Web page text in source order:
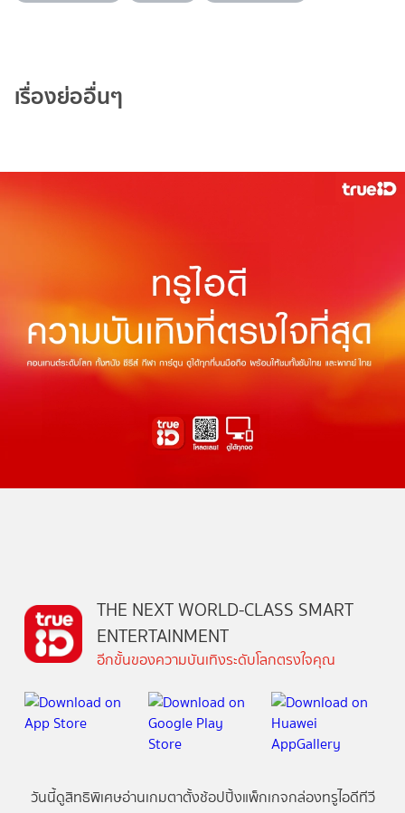
เรื่องย่ออื่นๆ
THE NEXT WORLD-CLASS SMART
ENTERTAINMENT
อีกขั้นของความบันเทิงระดับโลกตรงใจคุณ
วันนี้ดูสิทธิพิเศษอ่านเกมตาตั้งช้อปปิ้งแพ็กเกจกล่องทรูไอดีทีวี